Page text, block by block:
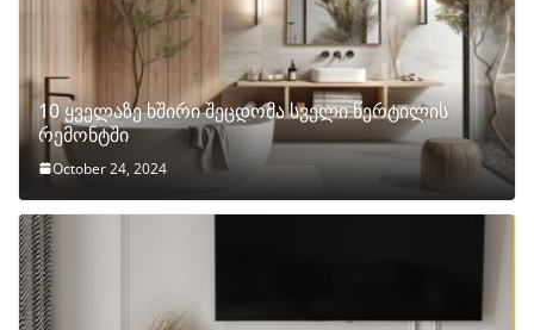
10 ყველაზე ხშირი შეცდომა სველი წერტილის
რემონტში
October 24, 2024